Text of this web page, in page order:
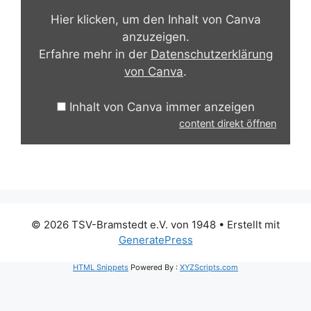
Hier klicken, um den Inhalt von Canva
anzuzeigen.
Erfahre mehr in der Datenschutzerklärung
von Canva.
Inhalt von Canva immer anzeigen
content direkt öffnen
© 2026 TSV-Bramstedt e.V. von 1948 • Erstellt mit
GeneratePress
HTML Snippets Powered By : XYZScripts.com